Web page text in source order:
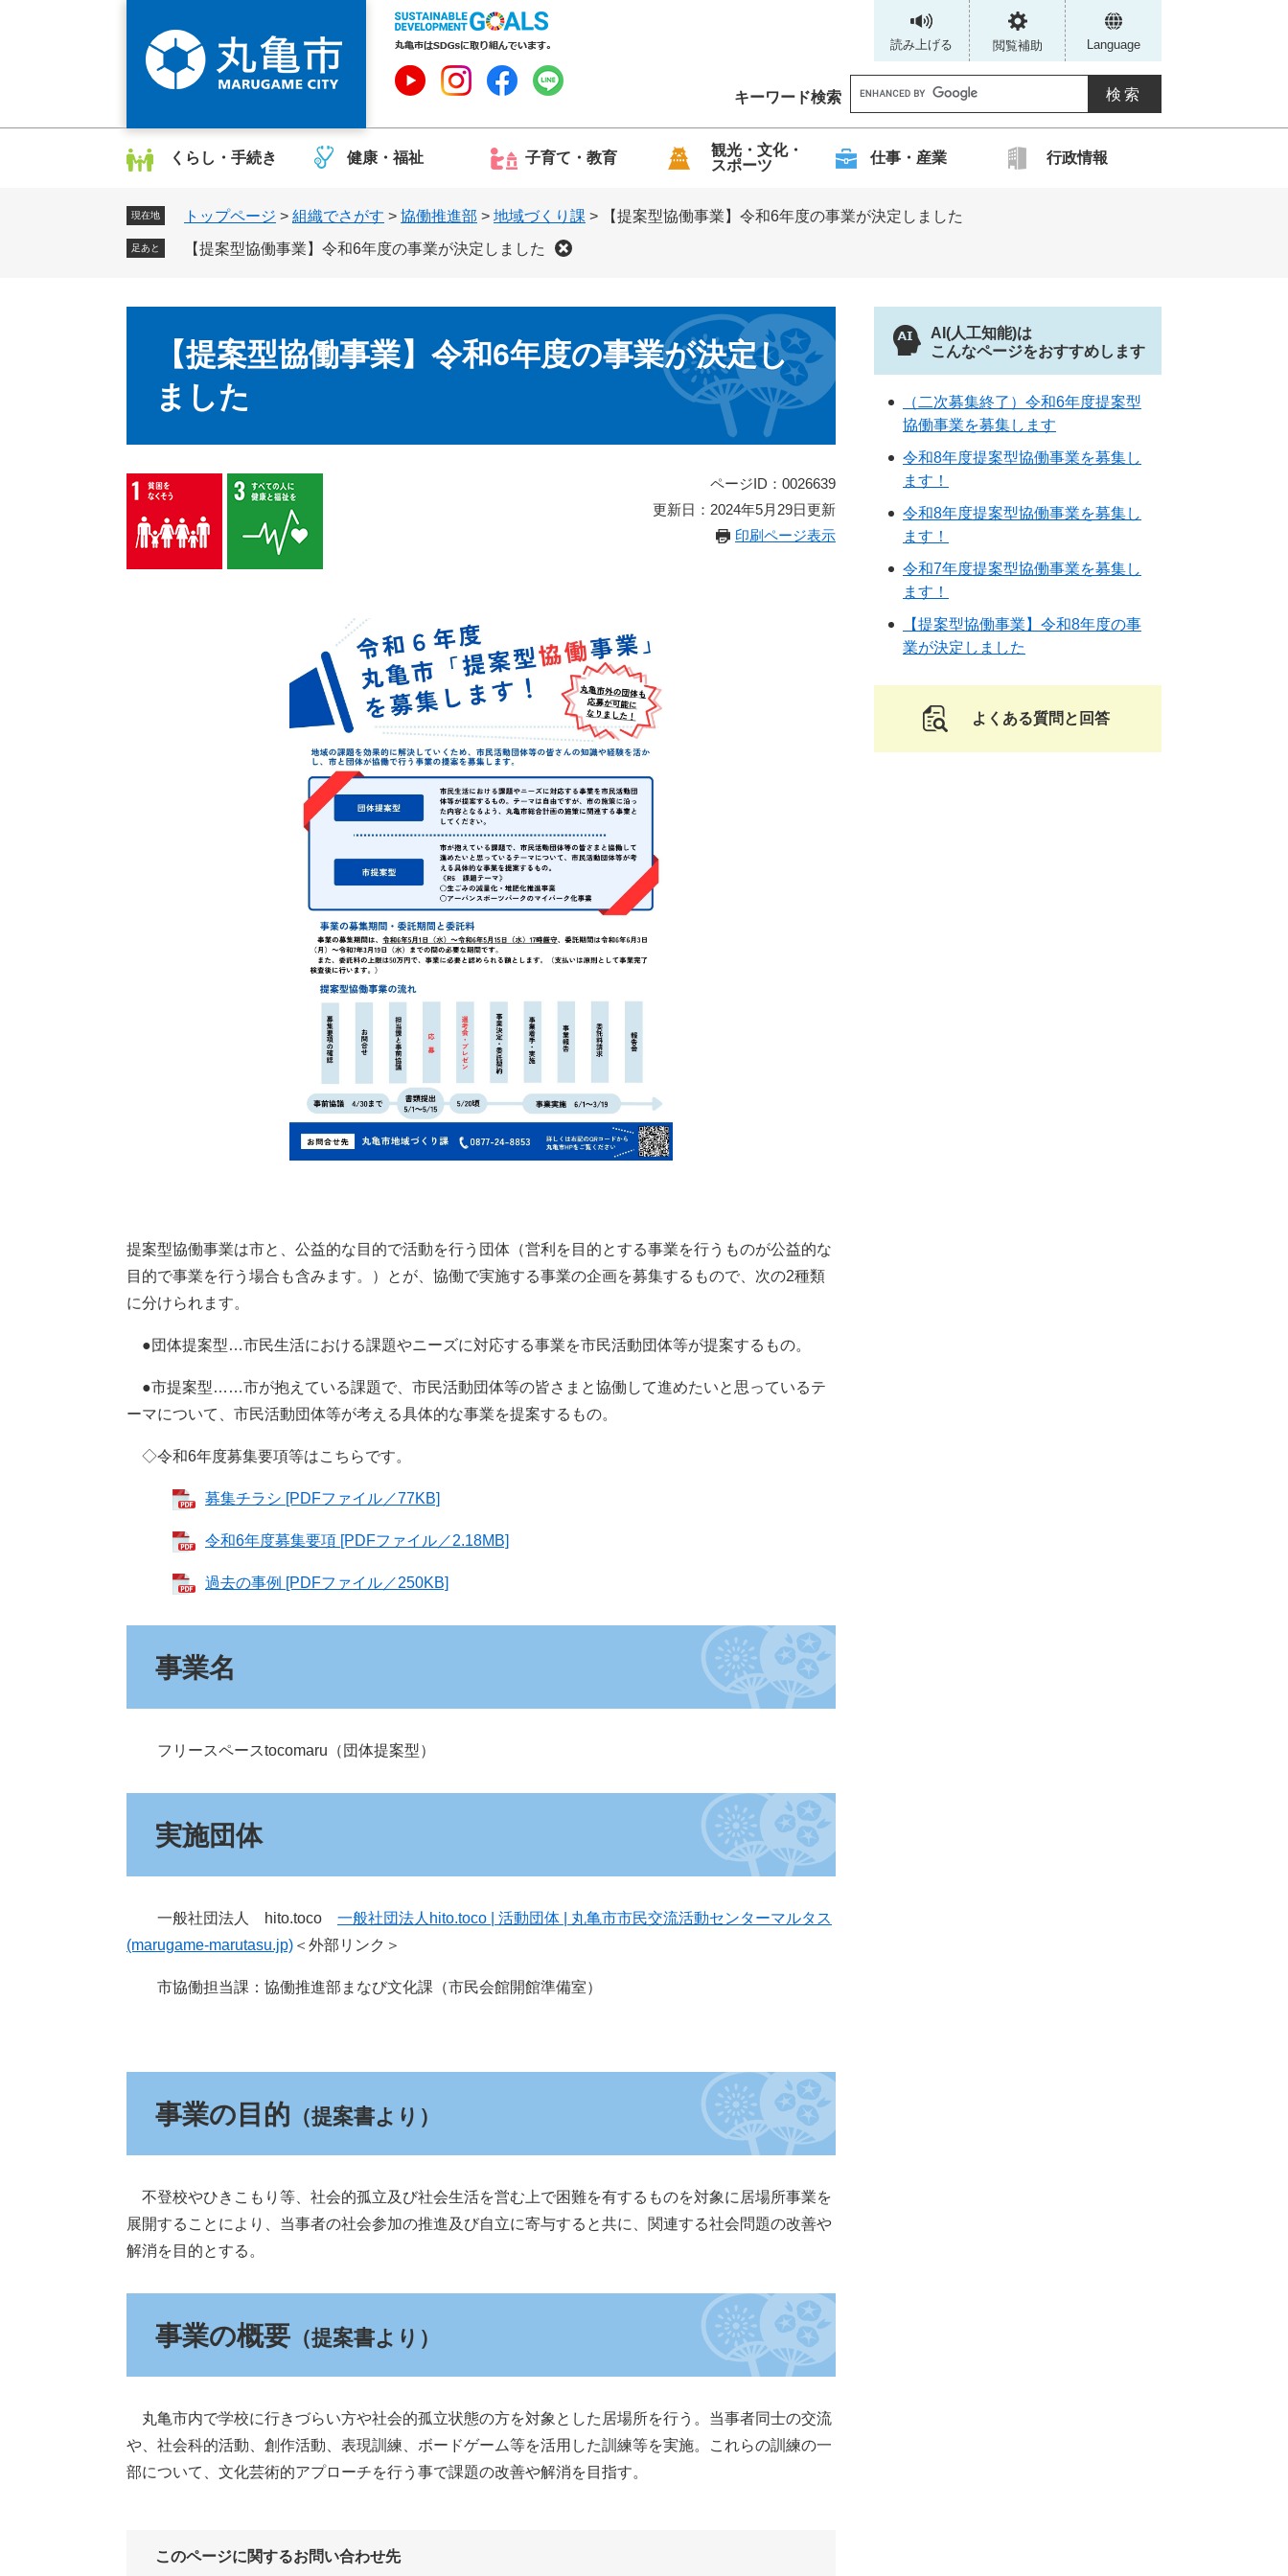
頭
飛
読み上げる 閲覧補助 Language
キーワード検索
G
o
g
l
カ
くらし・手続き 健康・福祉 子育て・教育
観光・文化・
スポーツ
仕事・産業 行政情報
現在地 トップページ > 組織でさがす > 協働推進部 > 地域づくり課 > 【提案型協働事業】令和6年度の事業が決定しました
足あと 【提案型協働事業】令和6年度の事業が決定しました
【提案型協働事業】令和6年度の事業が決定し
ました
ページID：0026639
更新日：2024年5月29日更新
印刷ページ表示
提案型協働事業は市と、公益的な目的で活動を行う団体（営利を目的とする事業を行うものが公益的な
目的で事業を行う場合も含みます。）とが、協働で実施する事業の企画を募集するもので、次の2種類
に分けられます。
●団体提案型…市民生活における課題やニーズに対応する事業を市民活動団体等が提案するもの。
●市提案型……市が抱えている課題で、市民活動団体等の皆さまと協働して進めたいと思っているテ
ーマについて、市民活動団体等が考える具体的な事業を提案するもの。
◇令和6年度募集要項等はこちらです。
募集チラシ [PDFファイル／77KB]
令和6年度募集要項 [PDFファイル／2.18MB]
過去の事例 [PDFファイル／250KB]
事業名
フリースペースtocomaru（団体提案型）
実施団体
一般社団法人 hito.toco 一般社団法人hito.toco | 活動団体 | 丸亀市市民交流活動センターマルタス
(marugame-marutasu.jp) ＜外部リンク＞
市協働担当課：協働推進部まなび文化課（市民会館開館準備室）
事業の目的 （提案書より）
不登校やひきこもり等、社会的孤立及び社会生活を営む上で困難を有するものを対象に居場所事業を
展開することにより、当事者の社会参加の推進及び自立に寄与すると共に、関連する社会問題の改善や
解消を目的とする。
事業の概要 （提案書より）
丸亀市内で学校に行きづらい方や社会的孤立状態の方を対象とした居場所を行う。当事者同士の交流
や、社会科的活動、創作活動、表現訓練、ボードゲーム等を活用した訓練等を実施。これらの訓練の一
部について、文化芸術的アプローチを行う事で課題の改善や解消を目指す。
このページに関するお問い合わせ先
AI(人工知能)は
こんなページをおすすめします
（二次募集終了）令和6年度提案型
協働事業を募集します
令和8年度提案型協働事業を募集し
ます！
令和8年度提案型協働事業を募集し
ます！
令和7年度提案型協働事業を募集し
ます！
【提案型協働事業】令和8年度の事
業が決定しました
よくある質問と回答